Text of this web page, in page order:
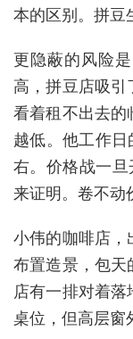
本的区别。拼豆
更隐蔽的风险
高，拼豆店吸
看着租不出去
越低。他工作
右。价格战一旦
来证明。卷不动
小伟的咖啡店，
布置造景，包天
店有一排对着
桌位，但高层窗